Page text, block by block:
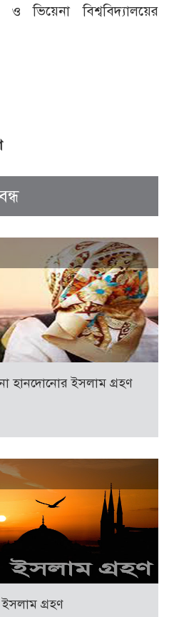
ও ভিয়েনা বিশ্ববিদ্যালয়ের
হানদোনোর ইসলাম গ্রহণ
গ্রহণ